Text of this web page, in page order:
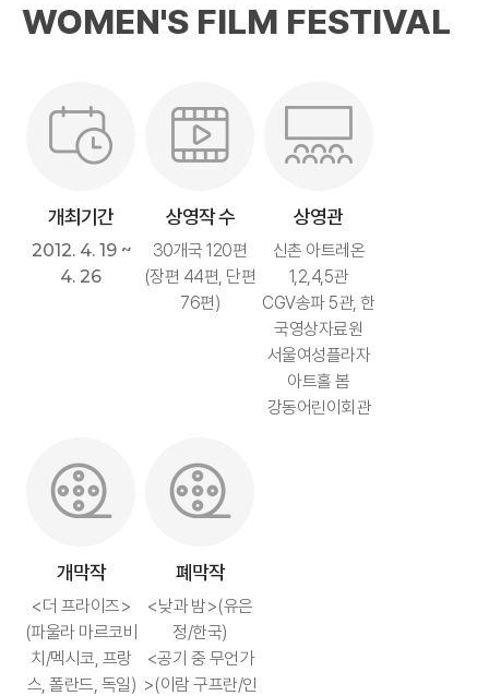
WOMEN'S FILM FESTIVAL
개최기간
2012. 4. 19 ~
4. 26
상영작 수
30개국 120편
(장편 44편, 단편
76편)
상영관
신촌 아트레온
1,2,4,5관
CGV송파 5관, 한
국영상자료원
서울여성플라자
아트홀 봄
강동어린이회관
개막작
<더 프라이즈>
(파울라 마르코비
치/멕시코, 프랑
스, 폴란드, 독일)
폐막작
<낮과 밤>(유은
정/한국)
<공기 중 무언가
>(이람 구프란/인